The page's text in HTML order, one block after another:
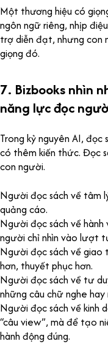
Một thương hiệu có
ngôn ngữ riêng, nhịp
trợ diễn đạt, nhưng con
giọng đó.
7. Bizbooks nhìn
năng lực đọc
Trong kỷ nguyên AI,
có thêm kiến thức. Đọc
con người.
Người đọc sách về tâm
quảng cáo.
Người đọc sách về hành
người chỉ nhìn vào lượt
Người đọc sách về giao
hơn, thuyết phục hơn.
Người đọc sách về tư
những câu chữ nghe
Người đọc sách về kinh
“câu view”, mà để tạo
hành động đúng.